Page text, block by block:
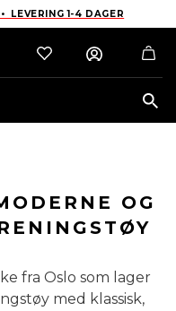
1-4 DAGER
OG
fra Oslo som lager
med klassisk,